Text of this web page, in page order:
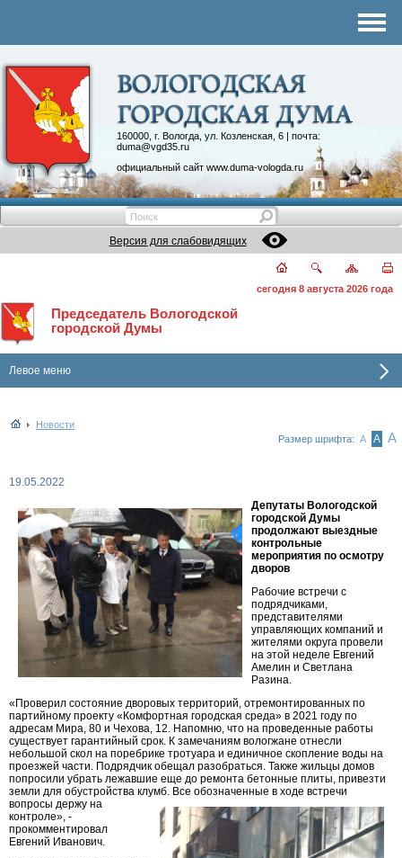
160000, г. Вологда, ул. Козленская, 6 | почта:
duma@vgd35.ru
официальный сайт www.duma-vologda.ru
Контакты
Депутатские объединения
Версия для слабовидящих
сегодня 8 августа 2026 года
Председатель Вологодской
городской Думы
Левое меню
Новости
Размер шрифта: А А А
19.05.2022
Депутаты Вологодской
городской Думы
продолжают выездные
контрольные
мероприятия по осмотру
дворов
Рабочие встречи с
подрядчиками,
представителями
управляющих компаний и
жителями округа провели
на этой неделе Евгений
Амелин и Светлана
Разина.
«Проверил состояние дворовых территорий, отремонтированных по
партийному проекту «Комфортная городская среда» в 2021 году по
адресам Мира, 80 и Чехова, 12. Напомню, что на проведенные работы
существует гарантийный срок. К замечаниям вологжане отнесли
небольшой скол на поребрике тротуара и единичное скопление воды на
проезжей части. Подрядчик обещал разобраться. Также жильцы домов
попросили убрать лежавшие еще до ремонта бетонные плиты, привезти
земли для обустройства клумб. Все обозначенные в ходе встречи
вопросы держу на
контроле», -
прокомментировал
Евгений Иванович.